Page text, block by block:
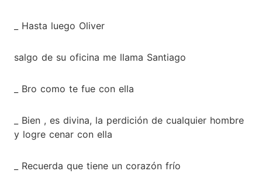
_ Hasta luego Oliver
salgo de su oficina me llama Santiago
_ Bro como te fue con ella
_ Bien , es divina, la perdición de cualquier hombre
y logre cenar con ella
_ Recuerda que tiene un corazón frío